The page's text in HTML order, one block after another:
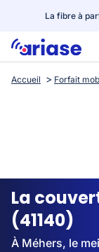
La fibre à
Box internet
Streaming
Accueil Forfait
La
(41140)
À Méhers, le